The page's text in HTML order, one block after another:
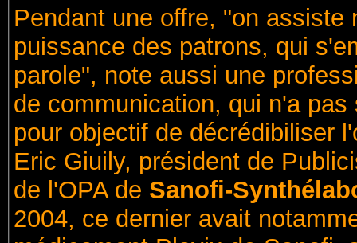
Pendant une offre, "on
puissance des patrons, qui
parole", note aussi une
de communication, qui n'a
pour objectif de décrédibiliser
Eric Giuily, président de
de l'OPA de Sanofi-
2004, ce dernier avait